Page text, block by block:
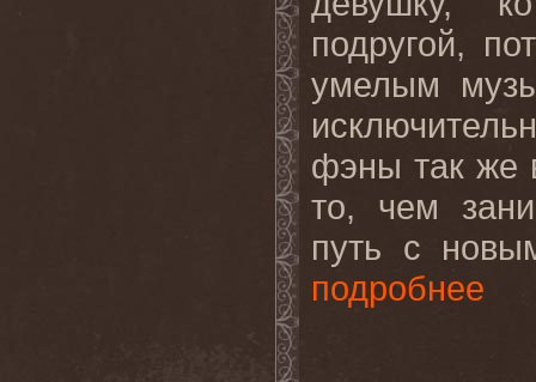
подругой,
умелым
фэны так же
то, чем
путь с
подробнее